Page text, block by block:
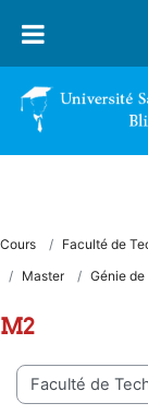
Cours Faculté de
Master
Génie
M2
Catégories de